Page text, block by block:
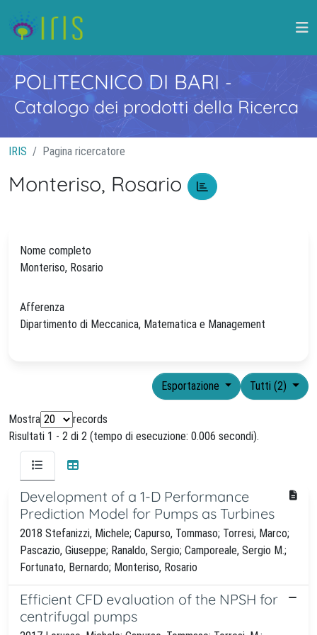
POLITECNICO DI BARI -
Catalogo dei prodotti della Ricerca
IRIS Pagina ricercatore
Monteriso, Rosario
Nome completo
Monteriso, Rosario
Afferenza
Dipartimento di Meccanica, Matematica e Management
Tutti (2)
Esportazione
Mostra
records
Risultati 1 - 2 di 2 (tempo di esecuzione: 0.006 secondi).
Development of a 1-D Performance
Prediction Model for Pumps as Turbines
2018 Stefanizzi, Michele; Capurso, Tommaso; Torresi, Marco;
Pascazio, Giuseppe; Ranaldo, Sergio; Camporeale, Sergio M.;
Fortunato, Bernardo; Monteriso, Rosario
Efficient CFD evaluation of the NPSH for
centrifugal pumps